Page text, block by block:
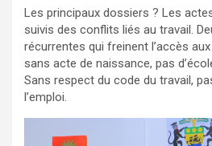
Les principaux dossiers ? Les
suivis des conflits liés au travail.
récurrentes qui freinent l’accès
sans acte de naissance, pas
Sans respect du code du travail,
l’emploi.